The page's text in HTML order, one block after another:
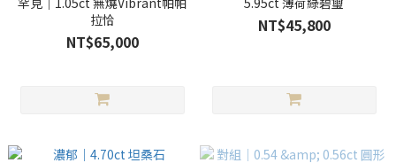
拉恰
NT$65,000
NT$45,800